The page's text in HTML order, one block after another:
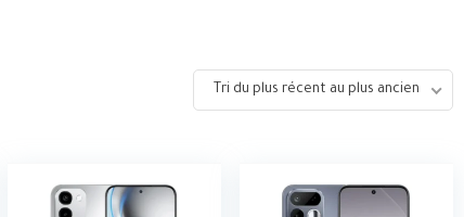
Tri du plus récent au plus ancien